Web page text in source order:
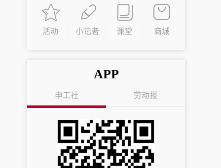
活动 小记者 课堂 商城
APP
申工社 劳动报